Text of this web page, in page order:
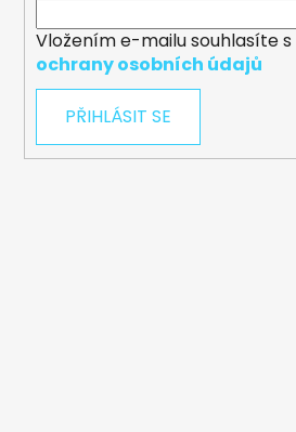
Vložením e-mailu souhlasíte s
ochrany osobních údajů
PŘIHLÁSIT SE